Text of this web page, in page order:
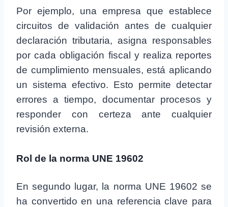
Por ejemplo, una empresa que establece
circuitos de validación antes de cualquier
declaración tributaria, asigna responsables
por cada obligación fiscal y realiza reportes
de cumplimiento mensuales, está aplicando
un sistema efectivo. Esto permite detectar
errores a tiempo, documentar procesos y
responder con certeza ante cualquier
revisión externa.
Rol de la norma UNE 19602
En segundo lugar, la norma UNE 19602 se
ha convertido en una referencia clave para